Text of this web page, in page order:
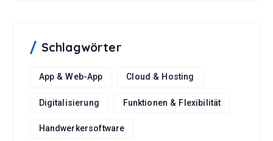
Schlagwörter
App & Web-App Cloud & Hosting
Digitalisierung Funktionen & Flexibilität
Handwerkersoftware